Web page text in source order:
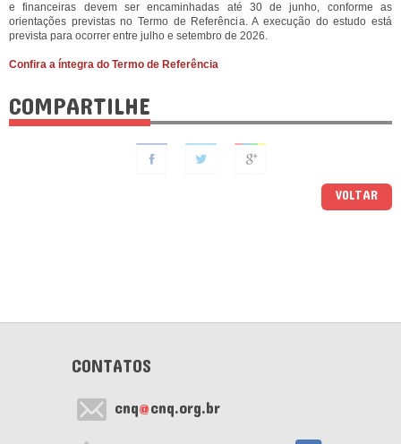
e financeiras devem ser encaminhadas até 30 de junho, conforme as
orientações previstas no Termo de Referência. A execução do estudo está
prevista para ocorrer entre julho e setembro de 2026.
Confira a íntegra do Termo de Referência
COMPARTILHE
VOLTAR
CONTATOS
cnq@cnq.org.br